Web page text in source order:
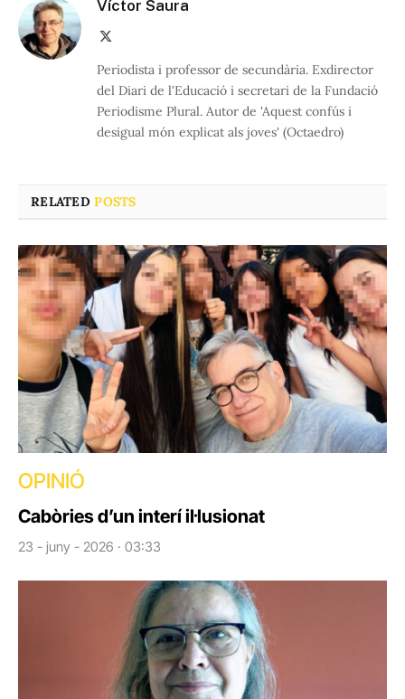
Víctor Saura
Periodista i professor de secundària. Exdirector
del Diari de l'Educació i secretari de la Fundació
Periodisme Plural. Autor de 'Aquest confús i
desigual món explicat als joves' (Octaedro)
RELATEDPOSTS
OPINIÓ
Cabòries d’un interí il·lusionat
23 - juny - 2026 · 03:33